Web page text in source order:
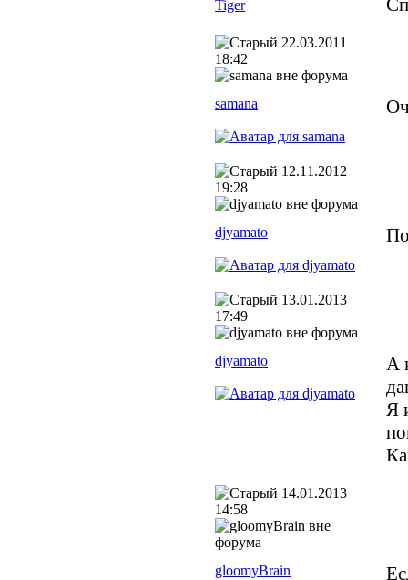
22.03.2011
18:42
samana
12.11.2012
19:28
djyamato
13.01.2013
17:49
djyamato
А
Я
14.01.2013
14:58
gloomyBrain